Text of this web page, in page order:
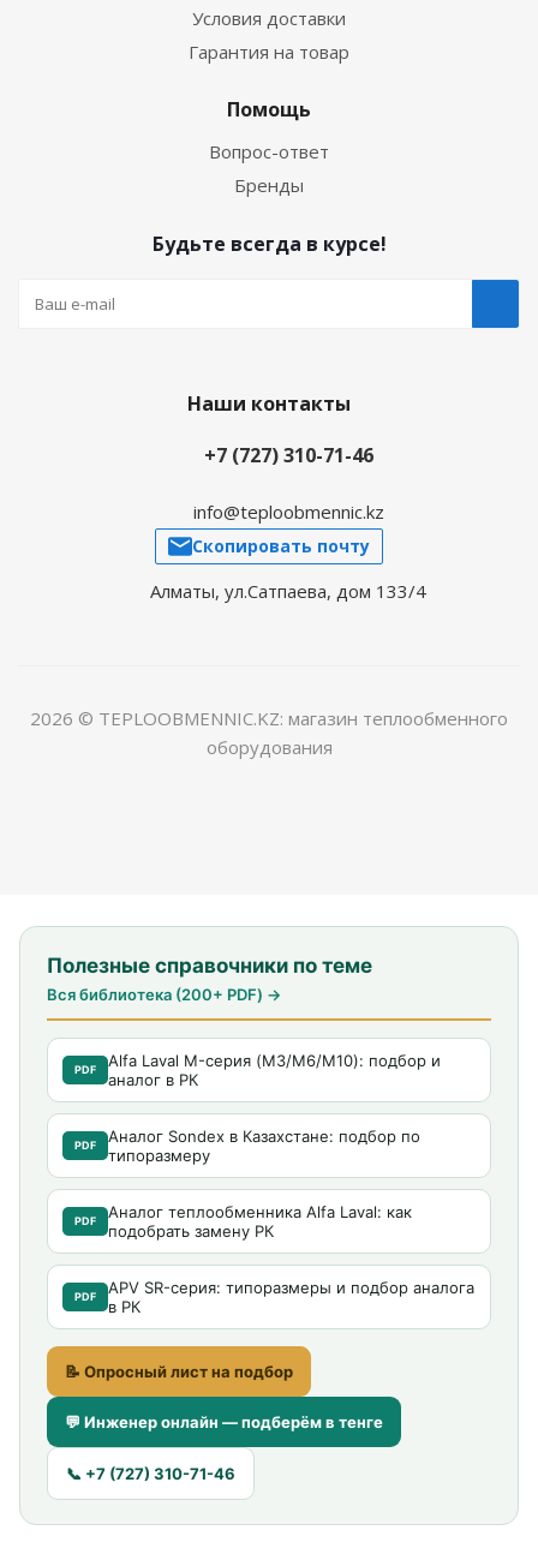
Условия доставки
Гарантия на товар
Помощь
Вопрос-ответ
Бренды
Будьте всегда в курсе!
Наши контакты
+7 (727) 310-71-46
info@teploobmennic.kz
Скопировать почту
Алматы, ул.Сатпаева, дом 133/4
2026 © TEPLOOBMENNIC.KZ: магазин теплообменного
оборудования
Полезные справочники по теме
Вся библиотека (200+ PDF) →
PDF
Alfa Laval M-серия (M3/M6/M10): подбор и
аналог в РК
PDF
Аналог Sondex в Казахстане: подбор по
типоразмеру
PDF
Аналог теплообменника Alfa Laval: как
подобрать замену РК
PDF
APV SR-серия: типоразмеры и подбор аналога
в РК
📝 Опросный лист на подбор
💬 Инженер онлайн — подберём в тенге
📞 +7 (727) 310-71-46